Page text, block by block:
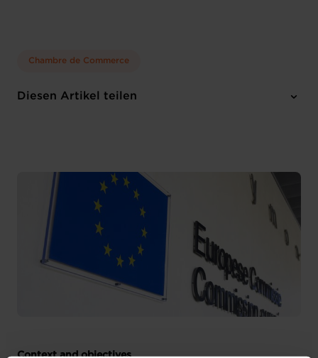
Chambre de Commerce
Diesen Artikel teilen
Context and objectives